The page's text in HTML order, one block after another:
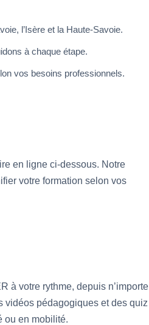
l’Isère et la Haute-Savoie.
à chaque étape.
vos besoins professionnels.
en ligne ci-dessous. Notre
votre formation selon vos
à votre rythme, depuis n’importe
vidéos pédagogiques et des quiz
ou en mobilité.